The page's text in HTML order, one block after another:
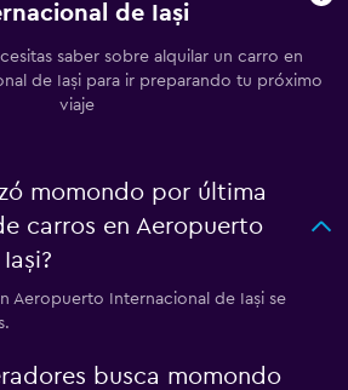
de Iași
saber sobre alquilar un carro en
de Iași para ir preparando tu próximo
viaje
momondo por última
carros en Aeropuerto
Aeropuerto Internacional de Iași se
busca momondo